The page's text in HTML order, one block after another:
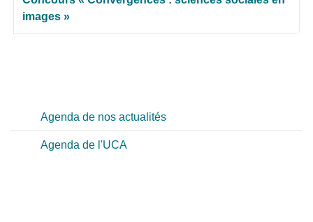
images »
Agenda de nos actualités
Agenda de l'UCA